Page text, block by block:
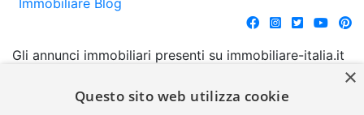
Gli annunci immobiliari presenti su immobiliare-italia.it
costruttori. La pubblicazione degli annunci non
×
Questo sito web utilizza cookie